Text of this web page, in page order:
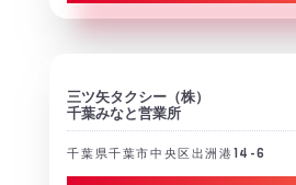
三ツ矢タクシー（株）
千葉みなと営業所
千葉県千葉市中央区出洲港14-6